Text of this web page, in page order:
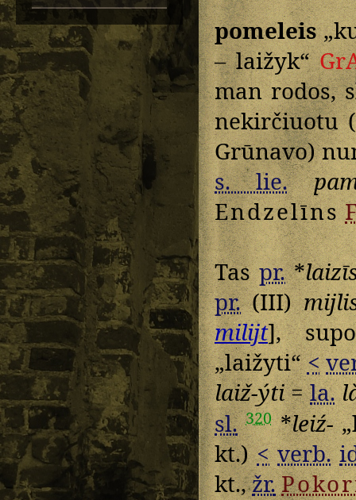
pomeleis
– laižyk“
man rodos,
nekirčiuotu
Grūnavo)
s. lie.
Endzelīns
Taspr.*
pr.(III)
milijt],
„laižyti“<
laiž-ýti=la.
sl. 320*leiź-
kt.)< verb.
kt.,žr.